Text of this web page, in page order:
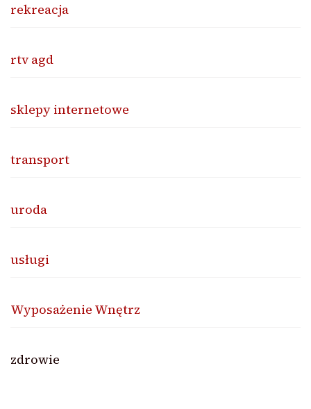
rekreacja
rtv agd
sklepy internetowe
transport
uroda
usługi
Wyposażenie Wnętrz
zdrowie